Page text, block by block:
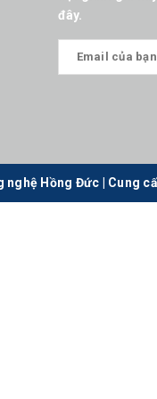
đây.
nghệ Hồng Đức Cung